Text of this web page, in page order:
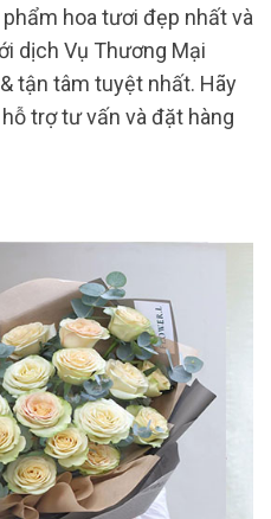
hoa tươi đẹp nhất và
dịch Vụ Thương Mại
tận tâm tuyệt nhất. Hãy
trợ tư vấn và đặt hàng